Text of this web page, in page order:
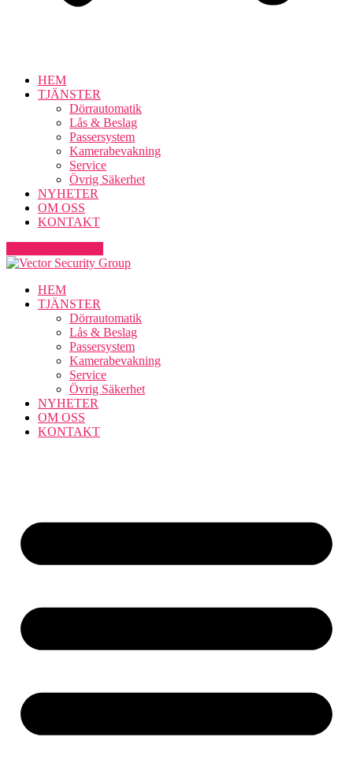
HEM
TJÄNSTER
Dörrautomatik
Lås & Beslag
Passersystem
Kamerabevakning
Service
Övrig Säkerhet
NYHETER
OM OSS
KONTAKT
HEM
TJÄNSTER
Dörrautomatik
Lås & Beslag
Passersystem
Kamerabevakning
Service
Övrig Säkerhet
NYHETER
OM OSS
KONTAKT